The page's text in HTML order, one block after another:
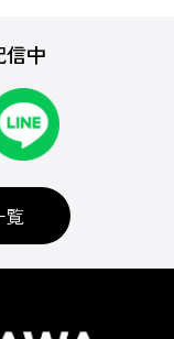
信中
覧